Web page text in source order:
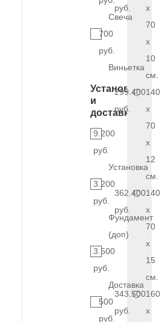
Свеча
700
руб.
Виньетка
Установка
и
доставка
9.200
руб.
Установка
3.200
руб.
Фундамент
(доп)
3.500
руб.
Доставка
500
руб.
руб.
x
70
x
10
см.
299.400
руб.
140
x
70
x
12
см.
362.400
руб.
140
x
70
x
15
см.
343.500
руб.
160
x